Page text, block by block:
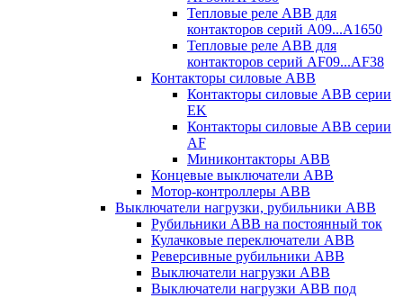
Тепловые реле ABB для
контакторов серий A09...A1650
Тепловые реле ABB для
контакторов серий AF09...AF38
Контакторы силовые ABB
Контакторы силовые ABB серии
EK
Контакторы силовые ABB серии
AF
Миниконтакторы ABB
Концевые выключатели ABB
Мотор-контроллеры ABB
Выключатели нагрузки, рубильники ABB
Рубильники ABB на постоянный ток
Кулачковые переключатели ABB
Реверсивные рубильники ABB
Выключатели нагрузки ABB
Выключатели нагрузки ABB под